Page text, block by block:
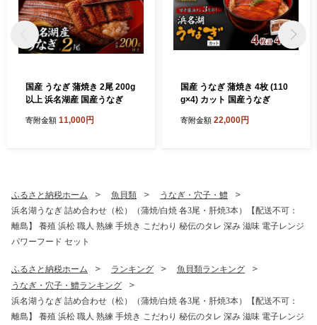
国産 うなぎ 蒲焼き 2尾 200g
以上 浜名湖産 国産うなぎ
寄附金額 11,000円
国産 うなぎ 蒲焼き 4枚 (110
g×4) カット 国産うなぎ
寄附金額 22,000円
ふるさと納税ホーム 魚貝類
うなぎ・穴子・鱧
浜名湖うなぎ 詰め合わせ（松）（蒲焼/白焼 各3尾・肝焼3本）【配送不可：
離島】 養殖 浜松 職人 熟練 手焼き こだわり 秘伝のタレ 深み 滋味 電子レンジ
パワーフード セット
ふるさと納税ホーム ランキング
魚貝類ランキング
うなぎ・穴子・鱧ランキング
浜名湖うなぎ 詰め合わせ（松）（蒲焼/白焼 各3尾・肝焼3本）【配送不可：
離島】 養殖 浜松 職人 熟練 手焼き こだわり 秘伝のタレ 深み 滋味 電子レンジ